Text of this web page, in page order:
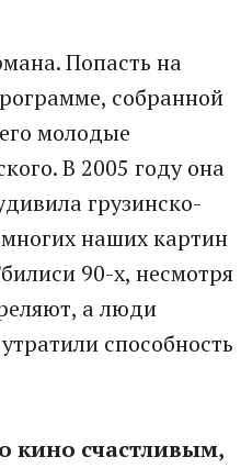
Попасть на
собранной
молодые
В 2005 году она
грузинско-
наших картин
90-х, несмотря
а люди
способность
кино счастливым,